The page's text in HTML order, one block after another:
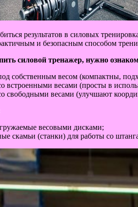
результатов в силовых
и безопасным способом
силовой тренажер, нужно
собственным весом (компактны,
встроенными весами (просты в
свободными весами (улучшают
весовыми дисками;
скамьи (станки) для работы со